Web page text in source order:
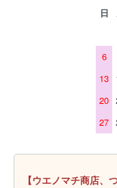
日
6
13
20
27
【ウエノマチ商店、